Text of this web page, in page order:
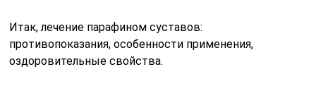
Итак, лечение парафином суставов:
противопоказания, особенности применения,
оздоровительные свойства.